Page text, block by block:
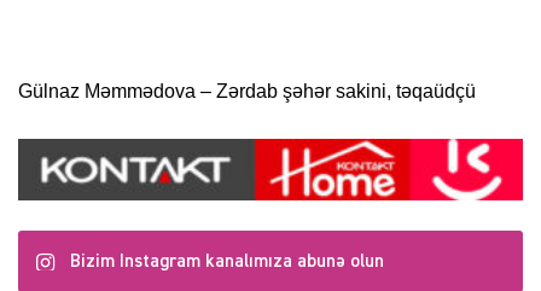
Gülnaz Məmmədova – Zərdab şəhər sakini, təqaüdçü
Bizim Instagram kanalımıza abunə olun